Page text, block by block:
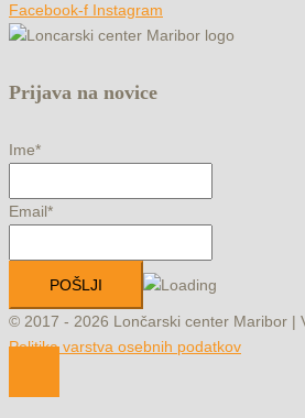
Facebook-f Instagram
Prijava na novice
Ime*
Email*
© 2017 - 2026 Lončarski center Maribor |
Politika varstva osebnih podatkov